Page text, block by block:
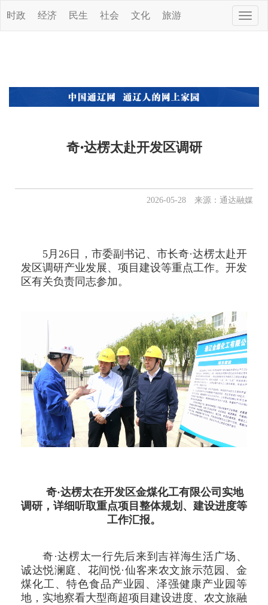
Toggle
时政 经济 民生 社会 文化 旅游
奇·达楞太赴开发区调研
2026-05-28 来源：通达融媒
5月26日，市委副书记、市长奇·达楞太赴开
发区调研产业发展、项目建设等重点工作。开发
区有关负责同志参加。
奇·达楞太在开发区金煤化工有限公司实地
调研，详细听取重点项目整体规划、建设进度等
工作汇报。
奇·达楞太一行先后来到吉祥海生活广场、
诚达悦澜庭、花间悦·仙客来农文旅示范园、金
煤化工、特色食品产业园、泽强健康产业园等
地，实地察看大型商超项目建设进度、农文旅融